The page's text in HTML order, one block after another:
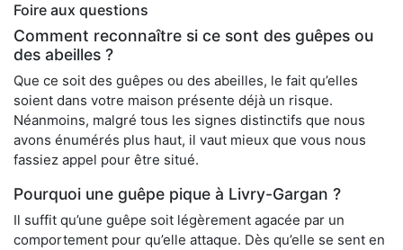
Foire aux questions
Comment reconnaître si ce sont des guêpes ou
des abeilles ?
Que ce soit des guêpes ou des abeilles, le fait qu’elles
soient dans votre maison présente déjà un risque.
Néanmoins, malgré tous les signes distinctifs que nous
avons énumérés plus haut, il vaut mieux que vous nous
fassiez appel pour être situé.
Pourquoi une guêpe pique à Livry-Gargan ?
Il suffit qu’une guêpe soit légèrement agacée par un
comportement pour qu’elle attaque. Dès qu’elle se sent en